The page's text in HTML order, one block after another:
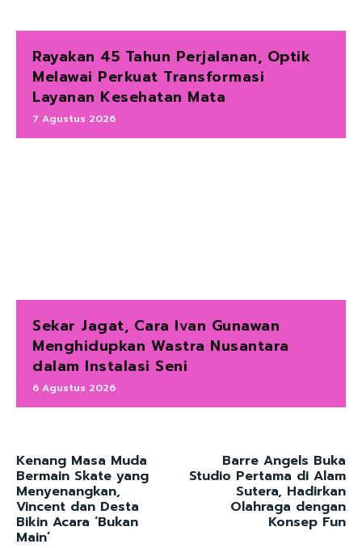
Rayakan 45 Tahun Perjalanan, Optik
Melawai Perkuat Transformasi
Layanan Kesehatan Mata
7 Agustus 2026
Sekar Jagat, Cara Ivan Gunawan
Menghidupkan Wastra Nusantara
dalam Instalasi Seni
6 Agustus 2026
Kenang Masa Muda
Bermain Skate yang
Menyenangkan,
Vincent dan Desta
Bikin Acara ‘Bukan
Main’
Barre Angels Buka
Studio Pertama di Alam
Sutera, Hadirkan
Olahraga dengan
Konsep Fun